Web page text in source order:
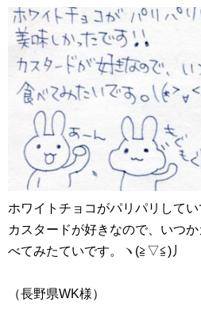
ホワイトチョコがパリパリして
カスタードが好きなので、いつ
べてみたていです。ヽ(≧▽≦)丿
（長野県WK様）